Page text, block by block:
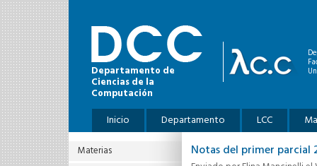
Pasar al contenido principal
Departamento de
Ciencias de la
Computación
Menú principal
Inicio Departamento LCC
Materias
Notas del primer parcial